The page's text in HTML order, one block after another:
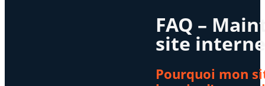
FAQ –
site
Pourquoi mon